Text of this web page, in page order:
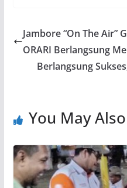
Jambore “On The Air”
ORARI Berlangsung
Berlangsung
You May